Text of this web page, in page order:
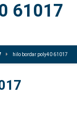
61017
hilo bordar poly40 61017